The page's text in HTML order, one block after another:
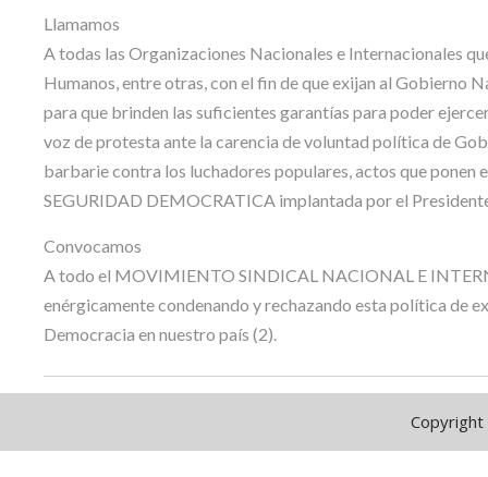
Llamamos
A todas las Organizaciones Nacionales e Internacionales
Humanos, entre otras, con el fin de que exijan al Gobierno
para que brinden las suficientes garantías para poder
voz de protesta ante la carencia de voluntad política de
barbarie contra los luchadores populares, actos que
SEGURIDAD DEMOCRATICA implantada por el
Convocamos
A todo el MOVIMIENTO SINDICAL NACIONAL E
enérgicamente condenando y rechazando esta política de
Democracia en nuestro país (2).
Copyright